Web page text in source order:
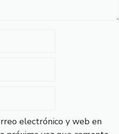
electrónico y web en